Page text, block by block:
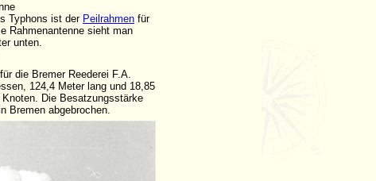
Typhons ist der Peilrahmen für
Rahmenantenne sieht man
unten.
die Bremer Reederei F.A.
124,4 Meter lang und 18,85
Die Besatzungsstärke
Bremen abgebrochen.